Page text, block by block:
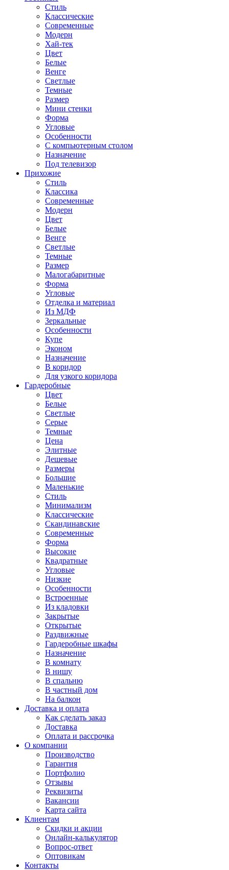
Стиль
Классические
Современные
Модерн
Хай-тек
Цвет
Белые
Венге
Светлые
Темные
Размер
Мини стенки
Форма
Угловые
Особенности
С компьютерным столом
Назначение
Под телевизор
Прихожие
Стиль
Классика
Современные
Модерн
Цвет
Белые
Венге
Светлые
Темные
Размер
Малогабаритные
Форма
Угловые
Отделка и материал
Из МДФ
Зеркальные
Особенности
Купе
Эконом
Назначение
В коридор
Для узкого коридора
Гардеробные
Цвет
Белые
Светлые
Серые
Темные
Цена
Элитные
Дешевые
Размеры
Большие
Маленькие
Стиль
Минимализм
Классические
Скандинавские
Современные
Форма
Высокие
Квадратные
Угловые
Низкие
Особенности
Встроенные
Из кладовки
Закрытые
Открытые
Раздвижные
Гардеробные шкафы
Назначение
В комнату
В нишу
В спальню
В частный дом
На балкон
Доставка и оплата
Как сделать заказ
Доставка
Оплата и рассрочка
О компании
Производство
Гарантия
Портфолио
Отзывы
Реквизиты
Вакансии
Карта сайта
Клиентам
Скидки и акции
Онлайн-калькулятор
Вопрос-ответ
Оптовикам
Контакты